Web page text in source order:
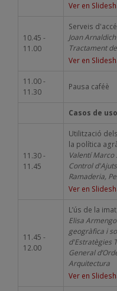
Ver en
10.45 -
11.00
Serveis
Joan
Tractament
Ver en
11.00 -
11.30
Pausa caféè
Casos de
11.30 -
11.45
Utilització
la política
Valentí
Control
Ramaderia,
Ver en
11.45 -
12.00
L’ús de la
Elisa
geogràfica i
d'Estratègies
General
Arquitectura
Ver en